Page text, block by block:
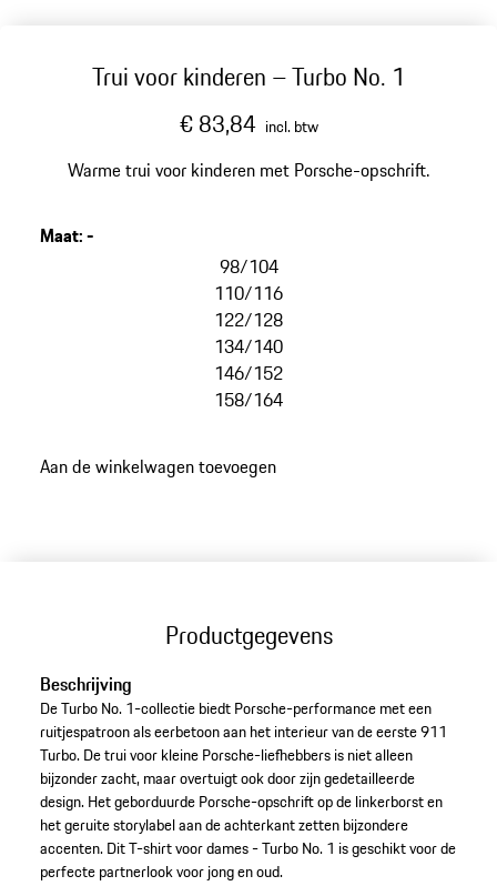
Trui voor kinderen – Turbo No. 1
€ 83,84 incl. btw
Warme trui voor kinderen met Porsche-opschrift.
Maat:-
98/104
110/116
122/128
134/140
146/152
158/164
Aan de winkelwagen toevoegen
Productgegevens
Beschrijving
De Turbo No. 1-collectie biedt Porsche-performance met een
ruitjespatroon als eerbetoon aan het interieur van de eerste 911
Turbo. De trui voor kleine Porsche-liefhebbers is niet alleen
bijzonder zacht, maar overtuigt ook door zijn gedetailleerde
design. Het geborduurde Porsche-opschrift op de linkerborst en
het geruite storylabel aan de achterkant zetten bijzondere
accenten. Dit T-shirt voor dames - Turbo No. 1 is geschikt voor de
perfecte partnerlook voor jong en oud.